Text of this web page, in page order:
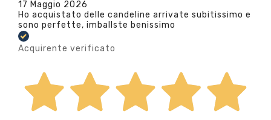
17 Maggio 2026
Ho acquistato delle candeline arrivate subitissimo e
sono perfette, imballste benissimo
Acquirente verificato